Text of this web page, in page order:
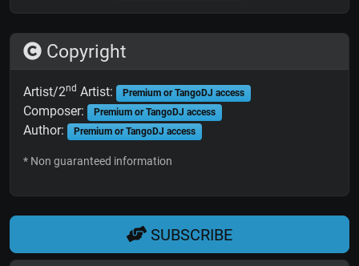
Copyright
Artist/2nd Artist: Premium or TangoDJ access
Composer: Premium or TangoDJ access
Author: Premium or TangoDJ access
* Non guaranteed information
SUBSCRIBE